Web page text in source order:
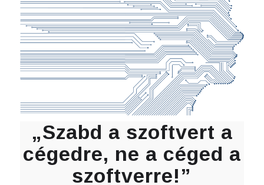
„Szabd a szoftvert a
cégedre, ne a céged a
szoftverre!”